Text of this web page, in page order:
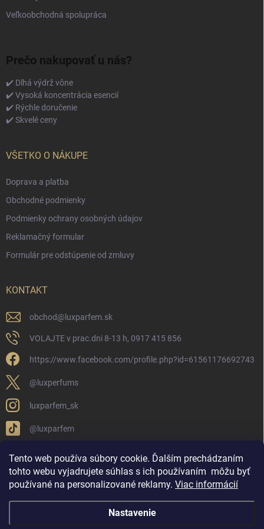
Tento web používa súbory cookie. Ďalším prechádzaním
tohto webu vyjadrujete súhlas s ich používaním môžu byť
používané na personalizované reklamy. Viac informácií
Nastavenie
Veľkoobchodná spolupráca
Prečo nakupovať u nás?
✔️ Dlhá výdrž vône
✔️ Vysoká koncentrácia esencií
✔️ Rýchle doručenie
✔️ Skvelé ceny
VŠETKO O NÁKUPE
Doprava a platba
Obchodné podmienky
Podmienky ochrany osobných údajov
Reklamačný formular
Formulár pre odstúpenie od zmluvy
KONTAKT
obchod@ luxparfem.sk
VOLAJTE v prac.dni 8-13 h, 0917 415 856
https://www.facebook.com/profile.php?id=61561176692743
@luxperfums
luxparfem_sk
@luxparfem
LUX PARFÉM NOVÁKY
Lux Parfém Skupina na FB
Lux Parfum - Česká Republika
Lux Parfumok - Hungary